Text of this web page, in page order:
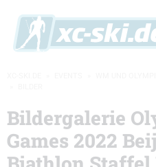
Bildergalerie
Games 2022